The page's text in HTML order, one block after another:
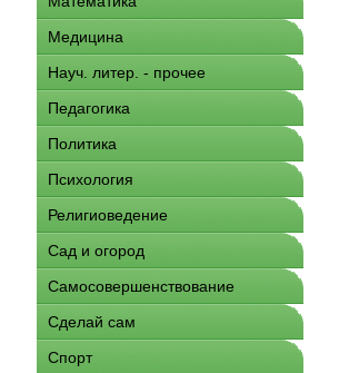
Медицина
Науч. литер. - прочее
Педагогика
Политика
Психология
Религиоведение
Сад и огород
Самосовершенствование
Сделай сам
Спорт